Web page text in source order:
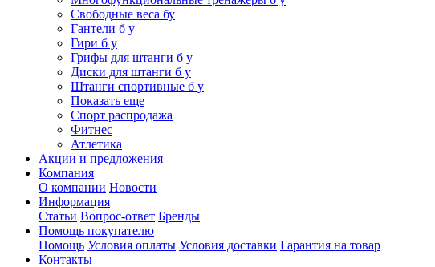
Свободные веса бу
Гантели б у
Гири б у
Грифы для штанги б у
Диски для штанги б у
Штанги спортивные б у
Показать еще
Спорт распродажа
Фитнес
Атлетика
Акции и предложения
Компания
О компании Новости
Информация
Статьи Вопрос-ответ Бренды
Помощь покупателю
Помощь Условия оплаты Условия доставки Гарантия на товар
Контакты